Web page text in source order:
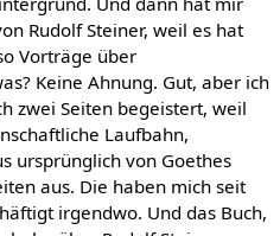
Rudolf Steiner, weil es hat
Vorträge über
Keine Ahnung. Gut, aber ich
zwei Seiten begeistert, weil
Laufbahn,
ursprünglich von Goethes
aus. Die haben mich seit
irgendwo. Und das Buch,